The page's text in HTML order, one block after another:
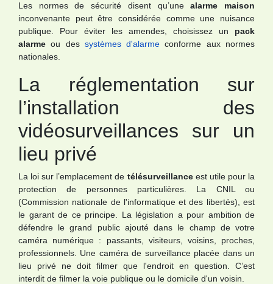
Les normes de sécurité disent qu’unealarme maison
inconvenante peut être considérée comme une nuisance
publique. Pour éviter les amendes, choisissez un pack
alarme ou des systèmes d'alarme conforme aux normes
nationales.
La réglementation sur
l’installation des
vidéosurveillances sur un
lieu privé
La loi sur l’emplacement de télésurveillanceest utile pour la
protection de personnes particulières. La CNIL ou
(Commission nationale de l'informatique et des libertés), est
le garant de ce principe. La législation a pour ambition de
défendre le grand public ajouté dans le champ de votre
caméra numérique : passants, visiteurs, voisins, proches,
professionnels. Une caméra de surveillance placée dans un
lieu privé ne doit filmer que l'endroit en question. C’est
interdit de filmer la voie publique ou le domicile d'un voisin.